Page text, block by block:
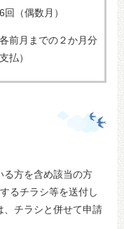
回（偶数月）
各前月までの２か月分
払）
る方を含め該当の方
るチラシ等を送付し
、チラシと併せて申請